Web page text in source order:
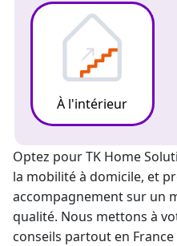
À l'intérieur
Optez pour TK Home
la mobilité à domicile, et
accompagnement sur un
qualité. Nous mettons à
conseils partout en